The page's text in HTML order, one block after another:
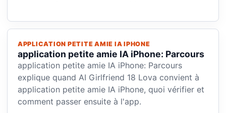
APPLICATION PETITE AMIE IA IPHONE
application petite amie IA iPhone: Parcours
application petite amie IA iPhone: Parcours
explique quand AI Girlfriend 18 Lova convient à
application petite amie IA iPhone, quoi vérifier et
comment passer ensuite à l'app.